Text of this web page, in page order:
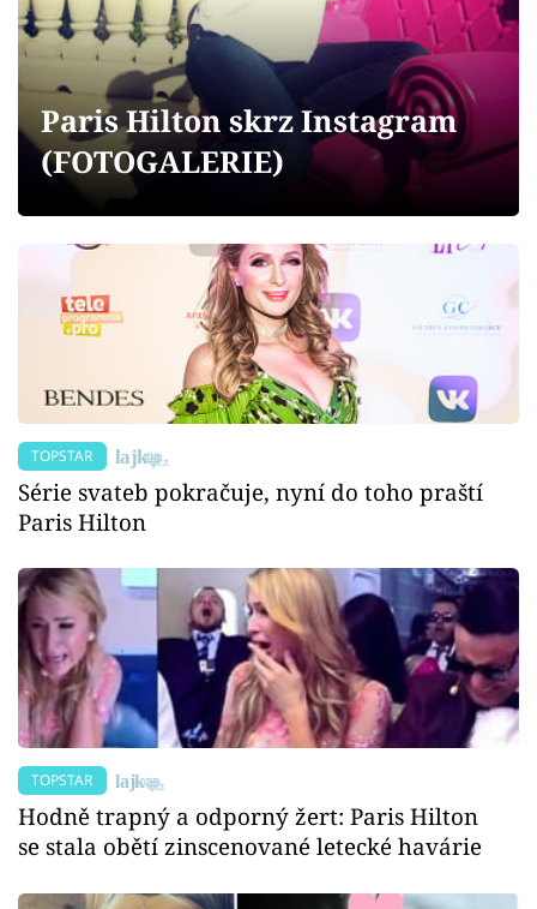
Videa
Sledujte prima+
Přihlášení
Paris Hilton skrz Instagram
(FOTOGALERIE)
TOPSTAR
Série svateb pokračuje, nyní do toho praští
Paris Hilton
TOPSTAR
Hodně trapný a odporný žert: Paris Hilton
se stala obětí zinscenované letecké havárie